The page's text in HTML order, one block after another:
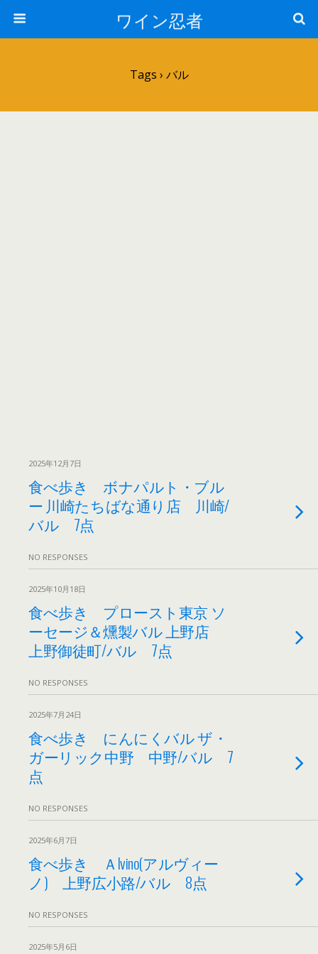
ワイン忍者
Tags › バル
2025年12月7日
食べ歩き ボナパルト・ブル
ー 川崎たちばな通り店 川崎/
バル 7点
NO RESPONSES
2025年10月18日
食べ歩き プロースト東京 ソ
ーセージ＆燻製バル 上野店
上野御徒町/バル 7点
NO RESPONSES
2025年7月24日
食べ歩き にんにくバル ザ・
ガーリック中野 中野/バル 7
点
NO RESPONSES
2025年6月7日
食べ歩き Ａlvino(アルヴィー
ノ) 上野広小路/バル 8点
NO RESPONSES
2025年5月6日